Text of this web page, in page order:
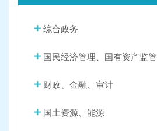
综合政务
国民经济管理、国有资产监管
财政、金融、审计
国土资源、能源